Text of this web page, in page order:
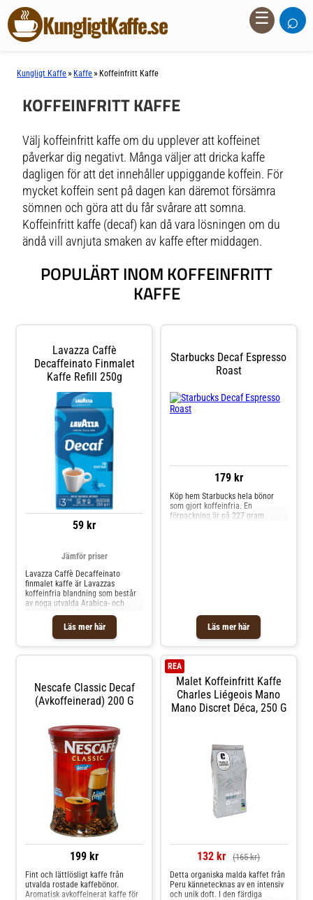
KungligtKaffe.se ☰ ⌕
Kungligt Kaffe » Kaffe » Koffeinfritt Kaffe
KOFFEINFRITT KAFFE
Välj koffeinfritt kaffe om du upplever att koffeinet
påverkar dig negativt. Många väljer att dricka kaffe
dagligen för att det innehåller uppiggande koffein. För
mycket koffein sent på dagen kan däremot försämra
sömnen och göra att du får svårare att somna.
Koffeinfritt kaffe (decaf) kan då vara lösningen om du
ändå vill avnjuta smaken av kaffe efter middagen.
POPULÄRT INOM KOFFEINFRITT
KAFFE
Lavazza Caffè
Decaffeinato Finmalet
Kaffe Refill 250g
59 kr
Läs mer här
Jämför priser
Lavazza Caffè Decaffeinato
finmalet kaffe är Lavazzas
koffeinfria blandning som består
av noga utvalda Arabica- och
Robustabönor. Ett rikt och
aromatiskt kaffe med smaker av
mandel och honung. Kaffet är
koffeinfritt genom en naturlig
gärna skippar koffeinet, men inte
vill avstå den autentiska smaken
av italiensk kaffe.Kaffet är malt
franskpress.Mellanrost och
intensitet 3/10.
Starbucks Decaf Espresso
Roast
179 kr
Läs mer här
Köp hem Starbucks hela bönor
som gjort koffeinfria. En
förpackning är på 227 gram.
Nescafe Classic Decaf
(avkoffeinerad) 200 G
199 kr
Fint och lättlösligt kaffe från
utvalda rostade kaffebönor.
Aromatisk avkoffeinerat kaffe för
Malet Koffeinfritt Kaffe
Charles Liégeois Mano
Mano Discret Déca, 250 G
REA
132 kr (165 kr)
Detta organiska malda kaffet från
Peru kännetecknas av en intensiv
och unik doft. I den färdiga